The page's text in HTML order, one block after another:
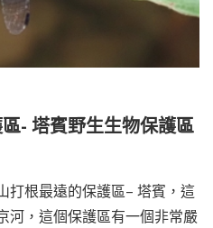
區- 塔賓野生生物保護區
打根最遠的保護區– 塔賓，這
河，這個保護區有一個非常嚴